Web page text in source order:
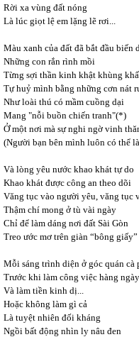
Rời xa vùng đất nóng
Là lúc giọt lệ em lặng lẽ rơi...
Màu xanh của đất đã bắt đầu biến
Những con rắn rình mồi
Từng sợi thần kinh khật khùng
Tự huỷ mình bằng những cơn nát
Như loài thú có mầm cuồng dại
Mang "nỗi buồn chiến tranh"(*)
Ở một nơi mà sự nghi ngờ vinh
(Người bạn bên mình luôn có thể
Và lòng yêu nước khao khát tự do
Khao khát được công an theo dõi
Văng tục vào người yêu, văng tục
Thậm chí mong ở tù vài ngày
Chỉ để làm dáng nơi đất Sài Gòn
Treo ước mơ trên giàn “bông giấy”
Mỗi sáng trình diện ở góc quán cà
Trước khi làm công việc hàng
Và làm tiền kinh dị...
Hoặc không làm gì cả
Là tuyệt nhiên đối kháng
Ngồi bất động nhìn ly nâu đen